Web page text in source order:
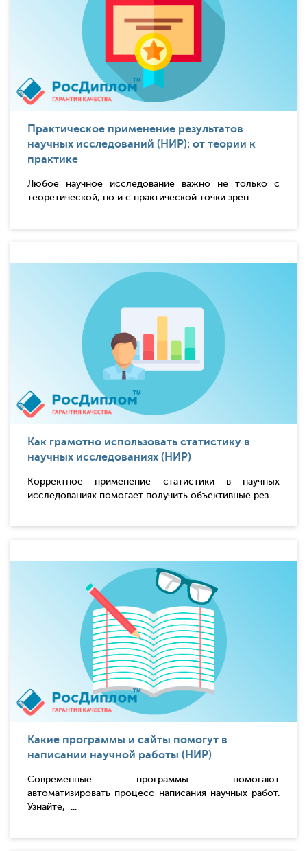
Практическое применение результатов
научных исследований (НИР): от теории к
практике
Любое научное исследование важно не только с
теоретической, но и с практической точки зрен ...
Как грамотно использовать статистику в
научных исследованиях (НИР)
Корректное применение статистики в научных
исследованиях помогает получить объективные рез ...
Какие программы и сайты помогут в
написании научной работы (НИР)
Современные программы помогают
автоматизировать процесс написания научных работ.
Узнайте, ...